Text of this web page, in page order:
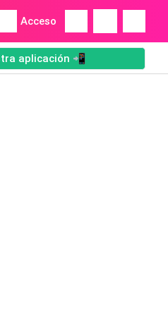
Acceso
aplicación 📲